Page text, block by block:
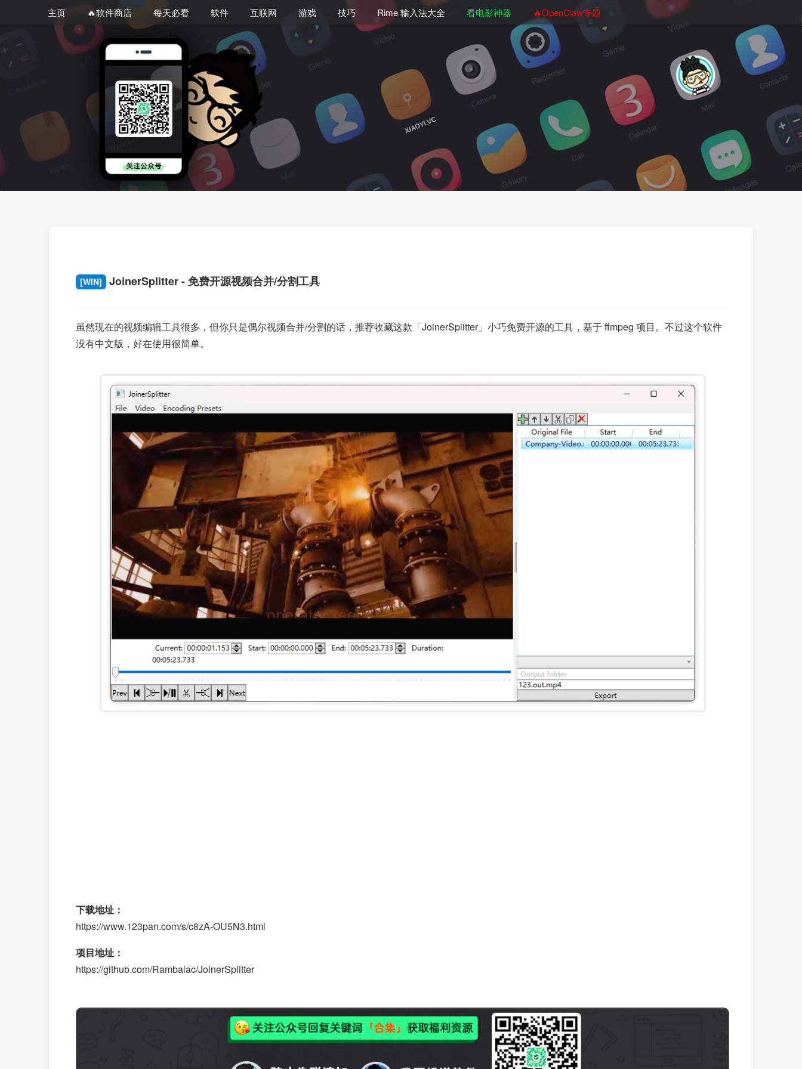
主页 🔥软件商店 每天必看 软件 互联网 游戏 技巧 Rime 输入法大全 看电影神器 🔥OpenClaw专题
[WIN] JoinerSplitter - 免费开源视频合并/分割工具
虽然现在的视频编辑工具很多，但你只是偶尔视频合并/分割的话，推荐收藏这款「JoinerSplitter」小巧免费开源的工具，基于 ffmpeg 项目。不过这个软件
没有中文版，好在使用很简单。
下载地址：
https://www.123pan.com/s/c8zA-OU5N3.html
项目地址：
https://github.com/Rambalac/JoinerSplitter